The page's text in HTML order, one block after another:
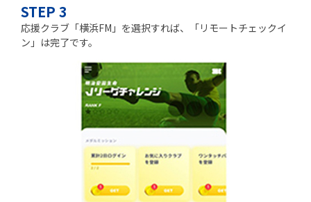
STEP 3
応援クラブ「横浜FM」を選択すれば、「リモートチェックイ
ン」は完了です。